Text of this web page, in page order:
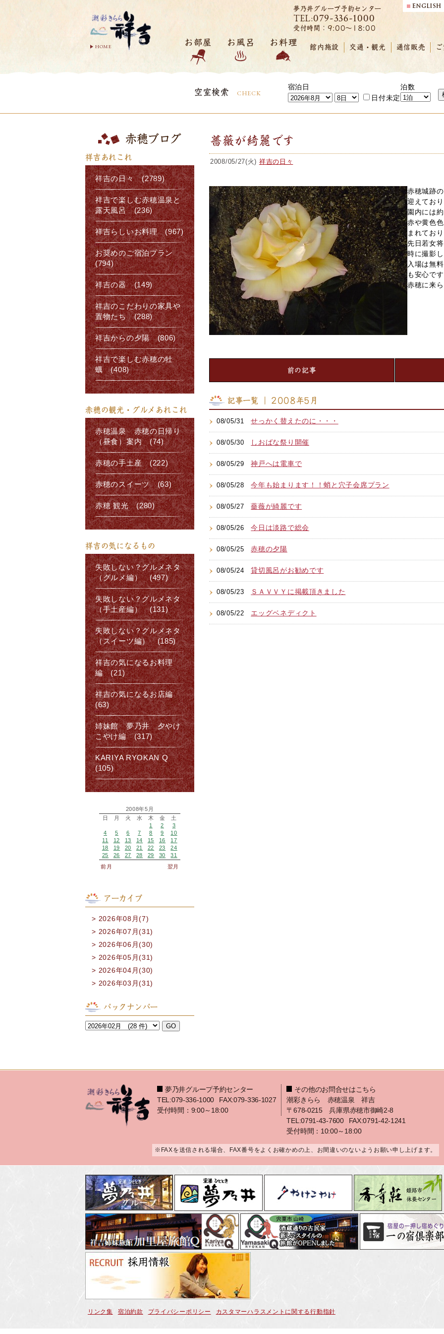
HOME
夢乃井グループ予約センター
TEL:079-336-1000
受付時間：9:00～18:00
お部屋 お風呂 お料理
館内施設 交通・観光 通信販売
空室検索 CHECK
宿泊日
日付未定
泊数
薔薇が綺麗です
2008/05/27(火) 祥吉の日々
赤穂城跡
迎えており
園内には
赤や黄色
まれており
先日若女
時に撮影
入場は無
も安心です
赤穂に来
前の記事
記事一覧 ｜ 2008年5月
08/05/31せっかく替えたのに・・・
08/05/30 しおばな祭り開催
08/05/29神戸へは電車で
08/05/28今年も始まります！！蛸と穴子会席プラン
08/05/27薔薇が綺麗です
08/05/26今日は淡路で総会
08/05/25赤穂の夕陽
08/05/24貸切風呂がお勧めです
08/05/23 ＳＡＶＶＹに掲載頂きました
08/05/22 エッグベネディクト
赤穂ブログ
祥吉あれこれ
祥吉の日々 (2789)
祥吉で楽しむ赤穂温泉と
露天風呂 (236)
祥吉らしいお料理 (967)
お奨めのご宿泊プラン
(794)
祥吉の器 (149)
祥吉のこだわりの家具や
置物たち (288)
祥吉からの夕陽 (806)
祥吉で楽しむ赤穂の牡
蠣 (408)
赤穂の観光・グルメあれこれ
赤穂温泉 赤穂の日帰り
（昼食）案内 (74)
赤穂の手土産 (222)
赤穂のスイーツ (63)
赤穂 観光 (280)
祥吉の気になるもの
失敗しない？グルメネタ
（グルメ編） (497)
失敗しない？グルメネタ
（手土産編） (131)
失敗しない？グルメネタ
（スイーツ編） (185)
祥吉の気になるお料理
編 (21)
祥吉の気になるお店編
(63)
姉妹館 夢乃井 夕やけ
こやけ編 (317)
KARIYA RYOKAN Q
(105)
2008年5月
日
月 火 水 木 金
土
1
2
3
4
5 6 7 8 9
10
11
12 13 14 15 16
17
18
19 20 21 22 23
24
25
26 27 28 29 30
31
前月
翌月
アーカイブ
2026年08月(7)
2026年07月(31)
2026年06月(30)
2026年05月(31)
2026年04月(30)
2026年03月(31)
バックナンバー
夢乃井グループ予約センター
TEL:079-336-1000
FAX:079-336-1027
受付時間：9:00～18:00
その他のお問合せはこちら
潮彩きらら 赤穂温泉 祥吉
〒678-0215 兵庫県赤穂市御崎2-8
TEL:0791-43-7600
FAX:0791-42-1241
受付時間：10:00～18:00
※FAXを送信される場合、FAX番号をよくお確かめの上、お間違いのないようお願い申し上げます。
リンク集 宿泊約款 プライバシーポリシー カスタマーハラスメントに関する行動指針